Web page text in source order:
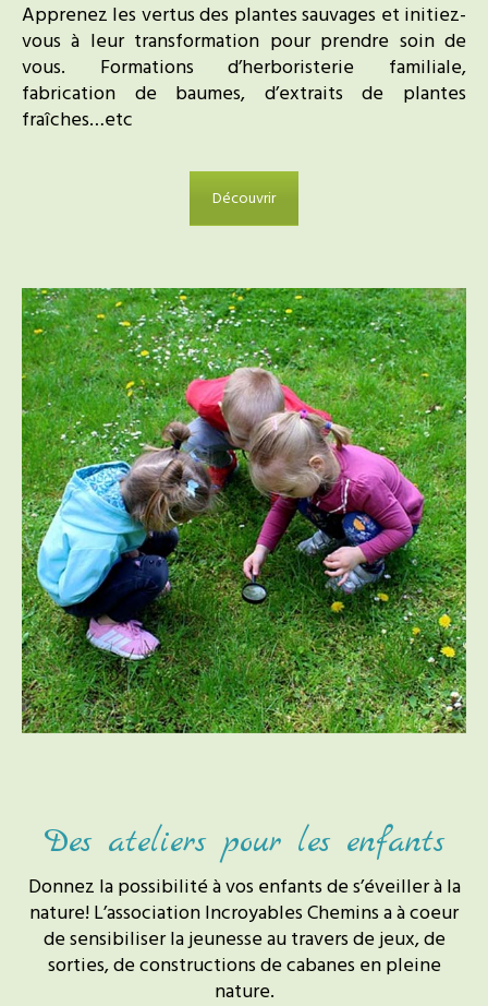
Apprenez les vertus des plantes sauvages et initiez-
vous à leur transformation pour prendre soin de
vous. Formations d’herboristerie familiale,
fabrication de baumes, d’extraits de plantes
fraîches…etc
Découvrir
Des ateliers pour les enfants
Donnez la possibilité à vos enfants de s’éveiller à la
nature! L’association Incroyables Chemins a à coeur
de sensibiliser la jeunesse au travers de jeux, de
sorties, de constructions de cabanes en pleine
nature.